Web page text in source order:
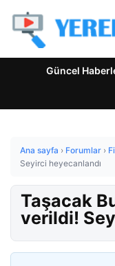
Güncel
Ana sayfa › Forumlar ›
Seyirci heyecanlandı
Taşacak
verildi!